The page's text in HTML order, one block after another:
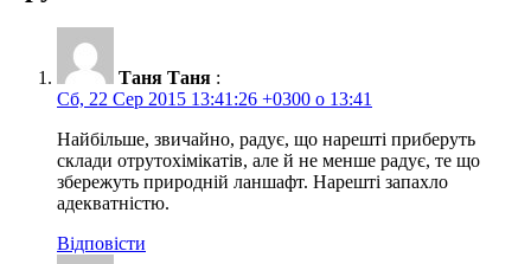
Таня Таня :
Сб, 22 Сер 2015 13:41:26 +0300 о 13:41
Найбільше, звичайно, радує, що нарешті приберуть
склади отрутохімікатів, але й не менше радує, те що
збережуть природній ланшафт. Нарешті запахло
адекватністю.
Відповісти